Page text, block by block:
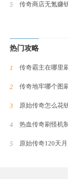
传奇商店无氪赚
热门攻略
传奇霸主在哪里
传奇地牢哪个图
原始传奇怎么花
热血传奇刷怪机
原始传奇120天